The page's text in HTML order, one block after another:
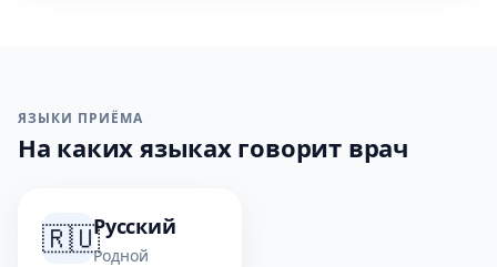
ЯЗЫКИ ПРИЁМА
На каких языках говорит врач
🇷🇺Русский
Родной